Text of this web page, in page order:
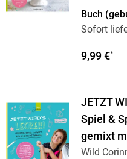
Buch
Sofort
9,99 €*
JETZT
Spiel &
gemixt
Wild